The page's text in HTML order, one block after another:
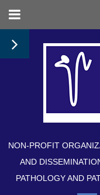
NON-PROFIT
AND
PATHOLOGY AND